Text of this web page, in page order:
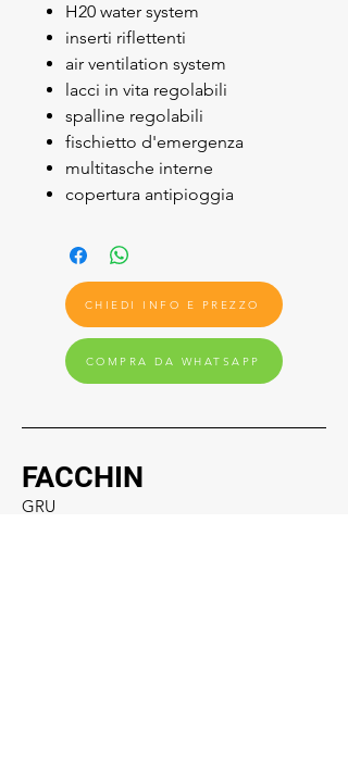
H20 water system
inserti riflettenti
air ventilation system
lacci in vita regolabili
spalline regolabili
fischietto d'emergenza
multitasche interne
copertura antipioggia
CHIEDI INFO E PREZZO
COMPRA DA WHATSAPP
FACCHIN
GRU